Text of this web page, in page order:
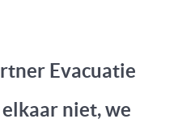
Evacuatie
niet, we